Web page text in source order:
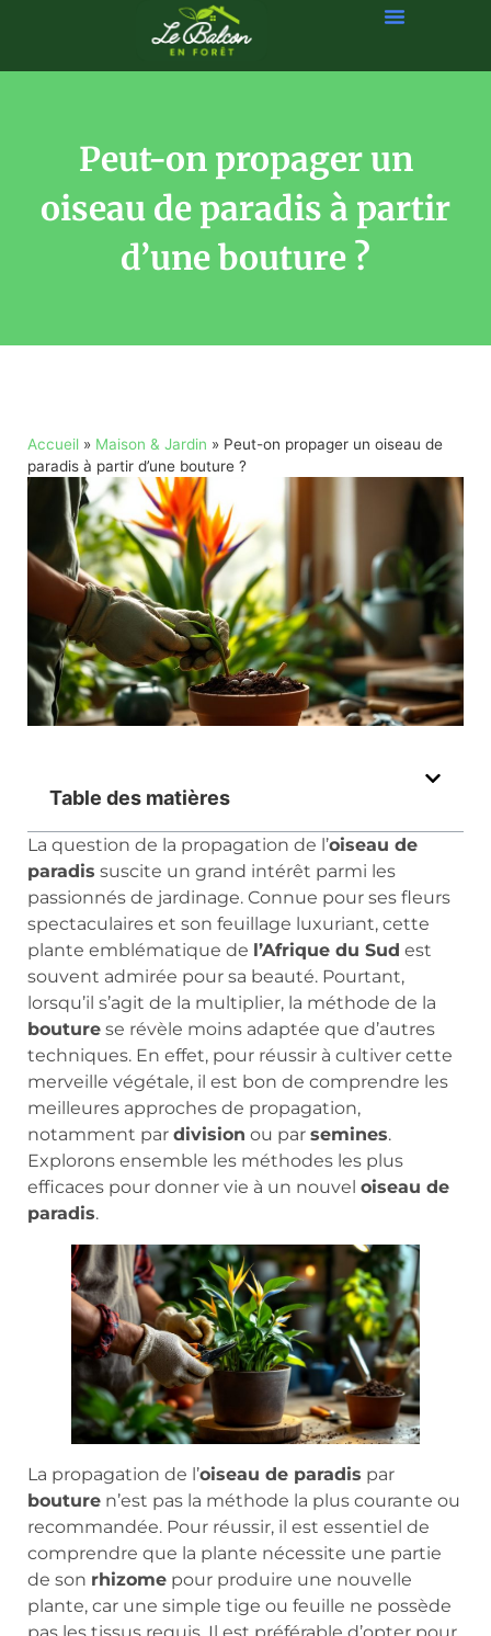
Peut-on propager un
oiseau de paradis à partir
d’une bouture ?
Accueil » Maison & Jardin » Peut-on propager un oiseau de
paradis à partir d’une bouture ?
Table des matières
La question de la propagation de l’oiseau de
paradis suscite un grand intérêt parmi les
passionnés de jardinage. Connue pour ses fleurs
spectaculaires et son feuillage luxuriant, cette
plante emblématique de l’Afrique du Sud est
souvent admirée pour sa beauté. Pourtant,
lorsqu’il s’agit de la multiplier, la méthode de la
bouture se révèle moins adaptée que d’autres
techniques. En effet, pour réussir à cultiver cette
merveille végétale, il est bon de comprendre les
meilleures approches de propagation,
notamment par division ou par semines.
Explorons ensemble les méthodes les plus
efficaces pour donner vie à un nouvel oiseau de
paradis.
La propagation de l’oiseau de paradis par
bouture n’est pas la méthode la plus courante ou
recommandée. Pour réussir, il est essentiel de
comprendre que la plante nécessite une partie
de son rhizome pour produire une nouvelle
plante, car une simple tige ou feuille ne possède